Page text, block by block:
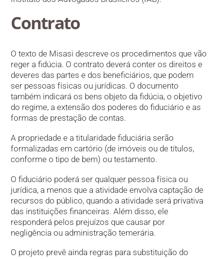
Contrato
O texto de Misasi descreve os procedimentos que vão
reger a fidúcia. O contrato deverá conter os direitos e
deveres das partes e dos beneficiários, que podem
ser pessoas físicas ou jurídicas. O documento
também indicará os bens objeto da fidúcia, o objetivo
do regime, a extensão dos poderes do fiduciário e as
formas de prestação de contas.
A propriedade e a titularidade fiduciária serão
formalizadas em cartório (de imóveis ou de títulos,
conforme o tipo de bem) ou testamento.
O fiduciário poderá ser qualquer pessoa física ou
jurídica, a menos que a atividade envolva captação de
recursos do público, quando a atividade será privativa
das instituições financeiras. Além disso, ele
responderá pelos prejuízos que causar por
negligência ou administração temerária.
O projeto prevê ainda regras para substituição do